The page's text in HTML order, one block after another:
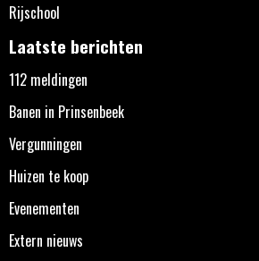
Rijschool
Laatste berichten
112 meldingen
Banen in Prinsenbeek
Vergunningen
Huizen te koop
Evenementen
Extern nieuws